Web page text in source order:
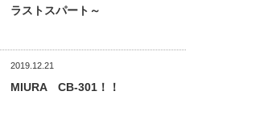
ラストスパート～
2019.12.21
MIURA CB-301！！